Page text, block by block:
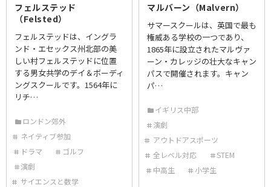
フェルステッド
（Felsted）
フェルステッドは、イングラ
ンド・エセックス州北部の美
しい村フェルステッドに位置
する男女共学のデイ＆ボーディ
ングスクールです。1564年に
リチ…
ロンドン郊外
ネイティブ参加
ドラマ
ゴルフ
演劇
サイエンスと数学
マルバーン（Malvern）
サマースクールは、英国で最も
権威ある学校の一つであり、
1865年に設立されたマルヴァ
ーン・カレッジの壮大なキャン
パスで開催されます。キャン
パ…
イギリス中部
演劇
アウトドアスポーツ
全レベル対応
STEM
中高生
小学生